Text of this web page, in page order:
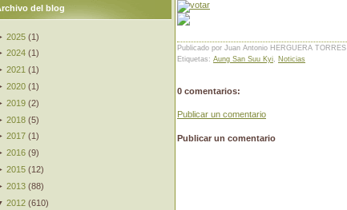
Publicado por Juan Antonio HERGUERA TORRES
Etiquetas: Aung San Suu Kyi, Noticias
0 comentarios:
Publicar un comentario
Publicar un comentario
del blog
2025 (1)
2024 (1 )
2021 (1)
2020 (1)
2019 (2)
2018 (5)
2017 (1 )
2016 (9)
2015 (12)
2013 (88)
2012 (610)